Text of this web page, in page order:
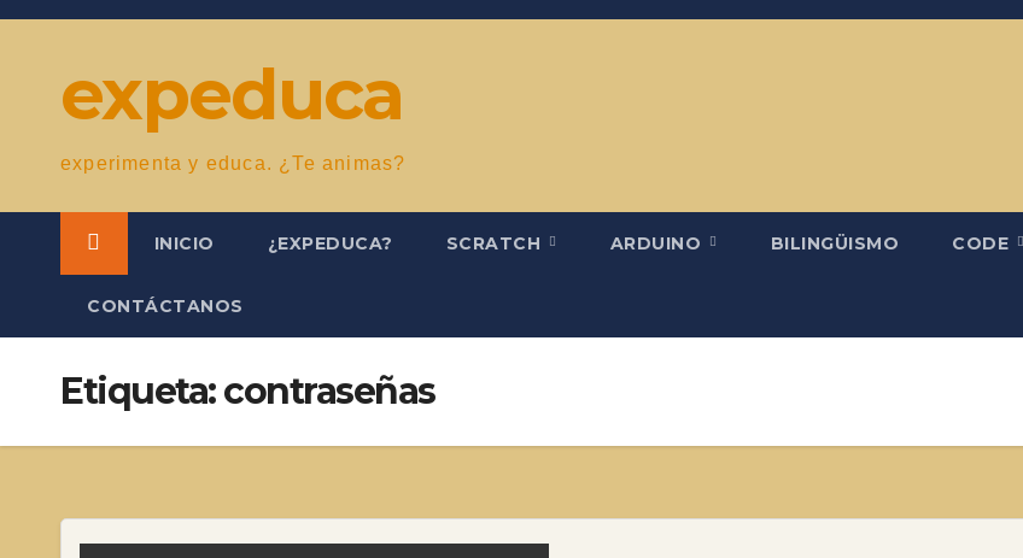
Saltar
contenidoexpeduca
experimenta y educa. ¿Te animas?
INICIO ¿EXPEDUCA? SCRATCH ARDUINO BILINGÜISMO CODE
CONTÁCTANOS
Etiqueta:contraseñas